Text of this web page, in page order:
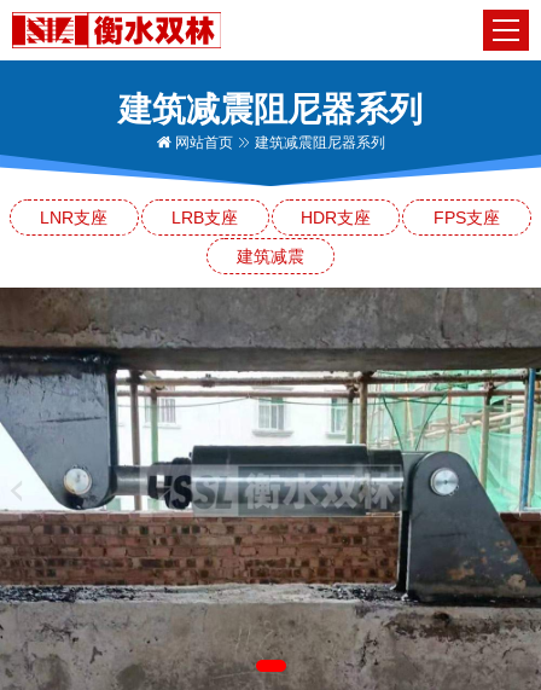
建筑减震阻尼器系列
网站首页 建筑减震阻尼器系列
LNR支座 LRB支座 HDR支座
FPS支座
建筑减震